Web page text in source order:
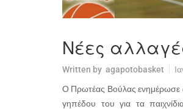
Νέες
Written by agapotobasket
Ο Πρωτέας Βούλας ενημέρωσε
γηπέδου του για τα